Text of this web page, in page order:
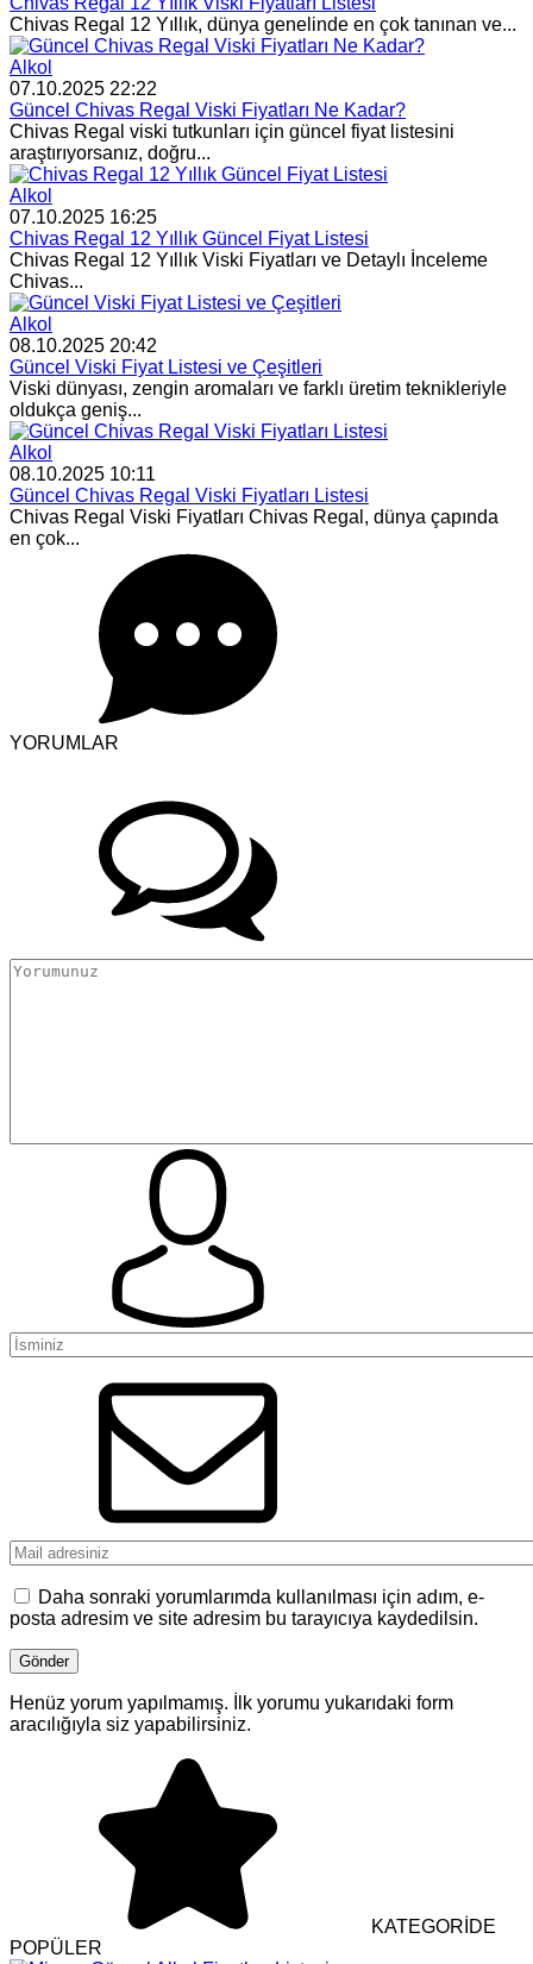
Chivas Regal 12 Yıllık, dünya genelinde en çok tanınan ve...
Alkol
07.10.2025 22:22
Güncel Chivas Regal Viski Fiyatları Ne Kadar?
Chivas Regal viski tutkunları için güncel fiyat listesini
araştırıyorsanız, doğru...
Alkol
07.10.2025 16:25
Chivas Regal 12 Yıllık Güncel Fiyat Listesi
Chivas Regal 12 Yıllık Viski Fiyatları ve Detaylı İnceleme
Chivas...
Alkol
08.10.2025 20:42
Güncel Viski Fiyat Listesi ve Çeşitleri
Viski dünyası, zengin aromaları ve farklı üretim teknikleriyle
oldukça geniş...
Alkol
08.10.2025 10:11
Güncel Chivas Regal Viski Fiyatları Listesi
Chivas Regal Viski Fiyatları Chivas Regal, dünya çapında
en çok...
YORUMLAR
Daha sonraki yorumlarımda kullanılması için adım, e-
posta adresim ve site adresim bu tarayıcıya kaydedilsin.
Henüz yorum yapılmamış. İlk yorumu yukarıdaki form
aracılığıyla siz yapabilirsiniz.
KATEGORİDE
POPÜLER